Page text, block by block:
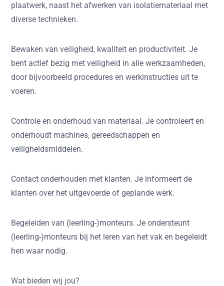
plaatwerk, naast het afwerken van isolatiemateriaal met
diverse technieken.
Bewaken van veiligheid, kwaliteit en productiviteit. Je
bent actief bezig met veiligheid in alle werkzaamheden,
door bijvoorbeeld procedures en werkinstructies uit te
voeren.
Controle en onderhoud van materiaal.Je controleert en
onderhoudt machines, gereedschappen en
veiligheidsmiddelen.
Contact onderhouden met klanten. Je informeert de
klanten over het uitgevoerde of geplande werk.
Begeleiden van (leerling-)monteurs. Je ondersteunt
(leerling-)monteurs bij het leren van het vak en begeleidt
hen waar nodig.
Wat bieden wij jou?